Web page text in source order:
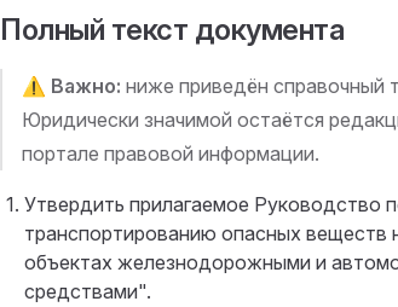
Полный текст документа
⚠️ Важно: ниже приведён справочный
Юридически значимой остаётся
портале правовой информации.
Утвердить прилагаемое Руководство
транспортированию опасных веществ
объектах железнодорожными и
средствами".